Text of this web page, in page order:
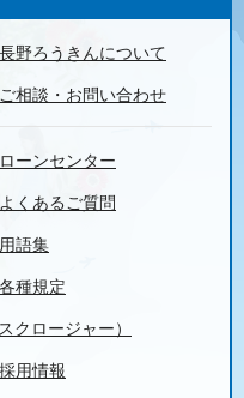
長野ろうきんについて
ご相談・お問い合わせ
ローンセンター
よくあるご質問
用語集
各種規定
クロージャー）
採用情報